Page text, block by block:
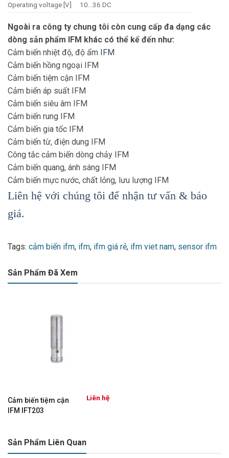
Operating voltage [V]
10…36 DC
[mA]
10; (24 V)
Protection class
II
Reverse polarity
protection
yes
Ngoài ra công ty chung tôi còn cung cấp đa dạng các
dòng sản phẩm IFM khác có thể kể đến như:
Cảm biến nhiệt độ, độ ẩm IFM
Cảm biến hồng ngoại IFM
Cảm biến tiệm cận IFM
Cảm biến áp suất IFM
Cảm biến siêu âm IFM
Cảm biến rung IFM
Cảm biến gia tốc IFM
Cảm biến từ, điện dung IFM
Công tắc cảm biến dòng chảy IFM
Cảm biến quang, ánh sáng IFM
Cảm biến mực nước, chất lỏng, lưu lượng IFM
Liên hệ với chúng tôi để nhận tư vấn & báo
giá.
Tags: cảm biến ifm, ifm, ifm giá rẻ, ifm viet nam, sensor ifm
Sản Phẩm Đã Xem
Cảm biến tiệm cận
IFM IFT203
Liên hệ
Sản Phẩm Liên Quan